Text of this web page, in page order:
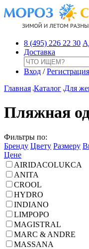
8 (495) 226 22 30
Доставка
Вход /Регистрация
Главная Каталог Для
Пляжная
Фильтры по:
Бренду Цвету Размеру
Цене
AIRIDACOLUKCA
ANITA
CROOL
HYDRO
INDIANO
LIMPOPO
MAGISTRAL
MARC & ANDRE
MASSANA